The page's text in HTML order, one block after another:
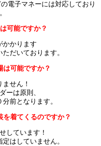
電子マネーには対応しており
可能ですか？
かかります
だいております。
は可能ですか？
せん！
ーは原則、
前となります。
着てくるのですか？
しています！
はしていません。